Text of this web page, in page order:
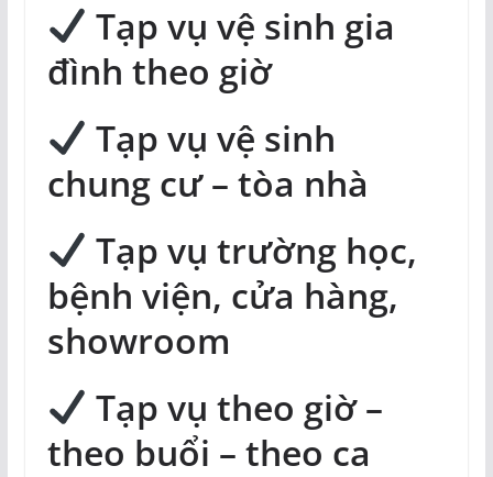
Tạp vụ vệ sinh gia
đình theo giờ
Tạp vụ vệ sinh
chung cư – tòa nhà
Tạp vụ trường học,
bệnh viện, cửa hàng,
showroom
Tạp vụ theo giờ –
theo buổi – theo ca